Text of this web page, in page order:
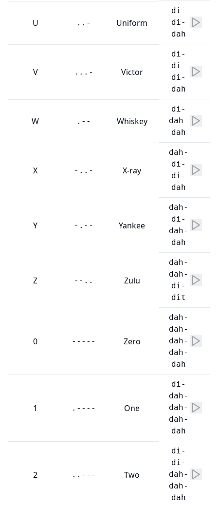
U ..- Uniform
di-
di-
dah
V ...- Victor
di-
di-
di-
dah
W .-- Whiskey
di-
dah-
dah
X -..- X-ray
dah-
di-
di-
dah
Y -.-- Yankee
dah-
di-
dah-
dah
Z --.. Zulu
dah-
dah-
di-
dit
0 ----- Zero
dah-
dah-
dah-
dah-
dah
1 .---- One
di-
dah-
dah-
dah-
dah
2 ..--- Two
di-
di-
dah-
dah-
dah